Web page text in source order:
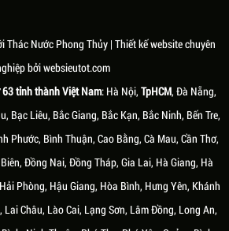
Ý NGHĨA
Âm dương, ngũ hành là hai khái niệm
của Trung Hoa. Mỗi người sinh ra sẽ
có một "mạng" khác nhau, tùy theo
năm sinh mà tương ứng với các hành
Thác Nước Phong Thủy | Thiết kế website chuyên
bởi websieutot.com
tỉnh thành Việt Nam: Hà Nội, TpHCM, Đà Nẵng,
Bạc Liêu, Bắc Giang, Bắc Kạn, Bắc Ninh, Bến Tre,
Phước, Bình Thuận, Cao Bằng, Cà Mau, Cần Thơ,
Đồng Nai, Đồng Tháp, Gia Lai, Hà Giang, Hà
Phòng, Hậu Giang, Hòa Bình, Hưng Yên, Khánh
Lai Châu, Lào Cai, Lạng Sơn, Lâm Đồng, Long An,